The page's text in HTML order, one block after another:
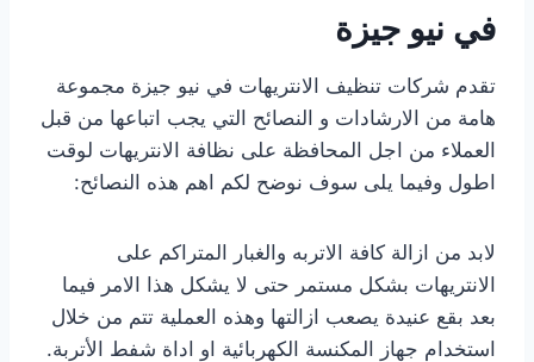
في نيو جيزة
تقدم شركات تنظيف الانتريهات في نيو جيزة مجموعة
هامة من الارشادات و النصائح التي يجب اتباعها من قبل
العملاء من اجل المحافظة على نظافة الانتريهات لوقت
اطول وفيما يلى سوف نوضح لكم اهم هذه النصائح:
لابد من ازالة كافة الاتربه والغبار المتراكم على
الانتريهات بشكل مستمر حتى لا يشكل هذا الامر فيما
بعد بقع عنيدة يصعب ازالتها وهذه العملية تتم من خلال
استخدام جهاز المكنسة الكهربائية او اداة شفط الأتربة.